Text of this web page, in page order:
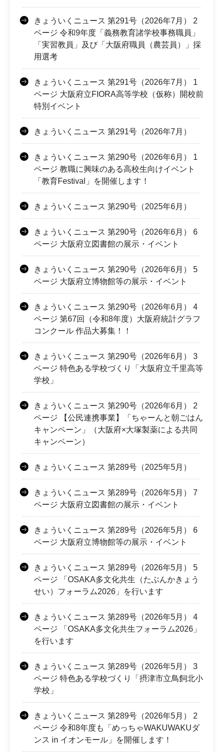
きょういくニュース 第291号（2026年7月） 2
ページ 令和9年度「義務教育諸学校事務職員」
「実習教員」及び「大阪府職員（農芸員）」採
用選考
きょういくニュース 第291号（2026年7月） 1
ページ 大阪府立FIORA高等学校（仮称）開校前
特別イベント
きょういくニュース 第291号（2026年7月）
きょういくニュース 第290号（2026年6月） 1
ページ 教職に興味のある高校生向けイベント
「教育Festival」を開催します！
きょういくニュース 第290号（2025年6月）
きょういくニュース 第290号（2026年6月） 6
ページ 大阪府立図書館の展示・イベント
きょういくニュース 第290号（2026年6月） 5
ページ 大阪府立博物館等の展示・イベント
きょういくニュース 第290号（2026年6月） 4
ページ 第67回（令和8年度）大阪府統計グラフ
コンクール 作品大募集！！
きょういくニュース 第290号（2026年6月） 3
ページ 特色ある学校づくり「大阪府立千里高等
学校」
きょういくニュース 第290号（2026年6月） 2
ページ 【公民連携事業】「ちゃーんと朝ごはん
キャンペーン」（大阪府×大塚製薬による共同
キャンペーン）
きょういくニュース 第289号（2025年5月）
きょういくニュース 第289号（2026年5月） 7
ページ 大阪府立図書館の展示・イベント
きょういくニュース 第289号（2026年5月） 6
ページ 大阪府立博物館等の展示・イベント
きょういくニュース 第289号（2026年5月） 5
ページ 「OSAKA多文化共生（たぶんかきょう
せい）フォーラム2026」を行います
きょういくニュース 第289号（2026年5月） 4
ページ 「OSAKA多文化共生フォーラム2026」
を行います
きょういくニュース 第289号（2026年5月） 3
ページ 特色ある学校づくり「摂津市立鳥飼北小
学校」
きょういくニュース 第289号（2026年5月） 2
ページ 令和8年度も「めっちゃWAKUWAKUダ
ンス in イオンモール」を開催します！